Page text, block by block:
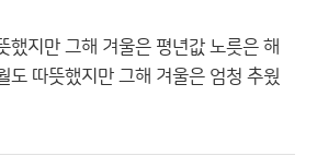
지만 그해 겨울은 평년값 노릇은 해
따뜻했지만 그해 겨울은 엄청 추웠